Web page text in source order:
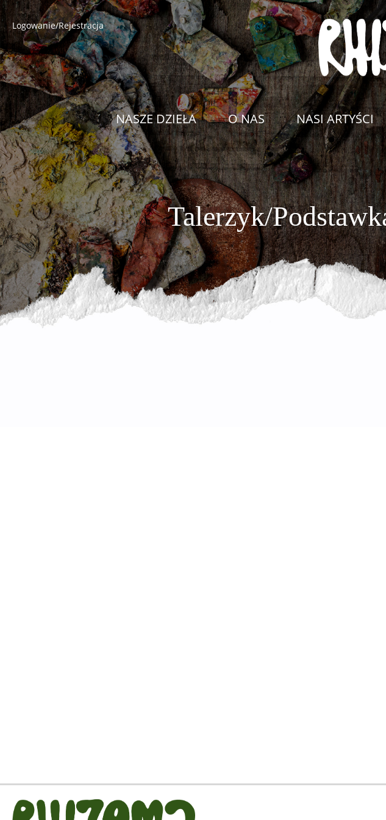
Logowanie/Rejestracja
NASZE DZIEŁA O NAS NASI ARTYŚCI
Talerzyk/